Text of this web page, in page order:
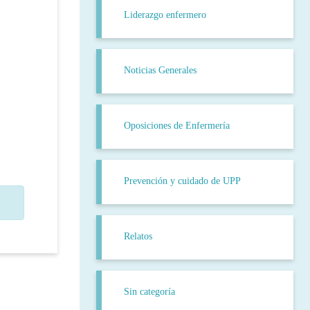
Liderazgo enfermero
Noticias Generales
Oposiciones de Enfermería
Prevención y cuidado de UPP
Relatos
Sin categoría